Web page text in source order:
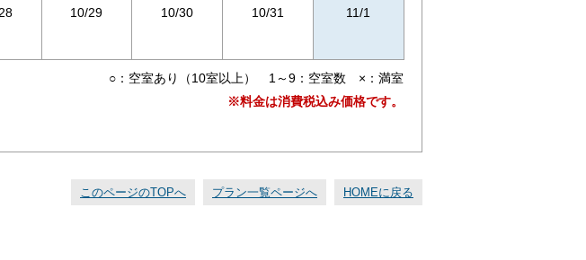
10/29 10/30 10/31 11/1
○：空室あり（10室以上） 1～9：空室数 ×：満室
※料金は消費税込み価格です。
このページのTOPへ プラン一覧ページへ HOMEに戻る